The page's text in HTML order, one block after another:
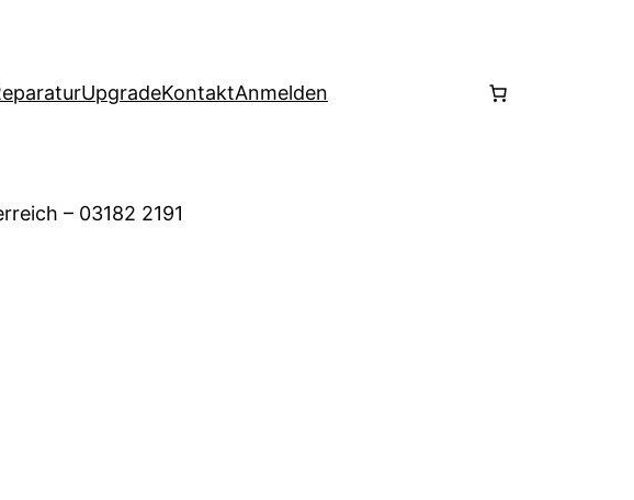
UpgradeKontaktAnmelden
– 03182 2191